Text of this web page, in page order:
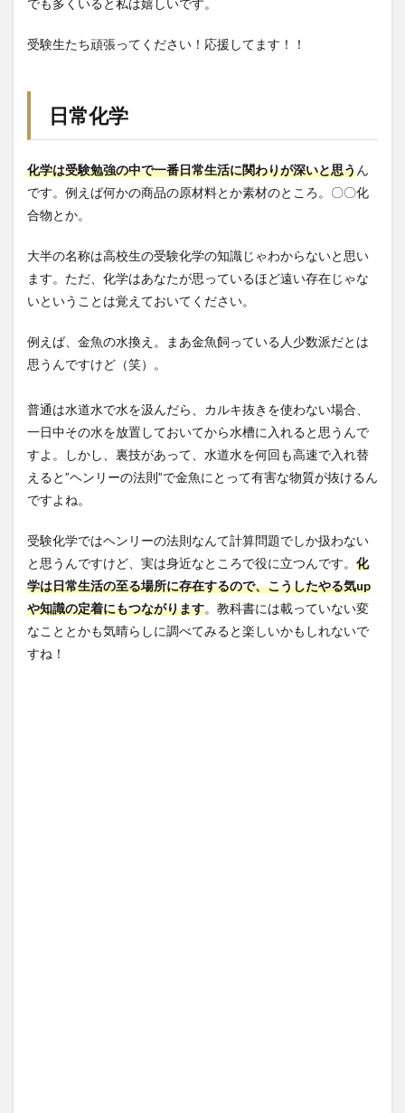
でも多くいると私は嬉しいです。
受験生たち頑張ってください！応援してます！！
日常化学
化学は受験勉強の中で一番日常生活に関わりが深いと思うん
です。例えば何かの商品の原材料とか素材のところ。〇〇化
合物とか。
大半の名称は高校生の受験化学の知識じゃわからないと思い
ます。ただ、化学はあなたが思っているほど遠い存在じゃな
いということは覚えておいてください。
例えば、金魚の水換え。まあ金魚飼っている人少数派だとは
思うんですけど（笑）。
普通は水道水で水を汲んだら、カルキ抜きを使わない場合、
一日中その水を放置しておいてから水槽に入れると思うんで
すよ。しかし、裏技があって、水道水を何回も高速で入れ替
えると”ヘンリーの法則”で金魚にとって有害な物質が抜けるん
ですよね。
受験化学ではヘンリーの法則なんて計算問題でしか扱わない
と思うんですけど、実は身近なところで役に立つんです。 化
学は日常生活の至る場所に存在するので、こうしたやる気up
や知識の定着にもつながります。教科書には載っていない変
なこととかも気晴らしに調べてみると楽しいかもしれないで
すね！